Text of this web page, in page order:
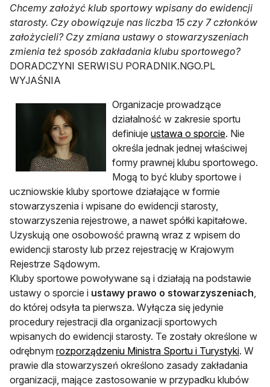
Chcemy założyć klub sportowy wpisany do ewidencji
starosty. Czy obowiązuje nas liczba 15 czy 7 członków
założycieli? Czy zmiana ustawy o stowarzyszeniach
zmienia też sposób zakładania klubu sportowego?
DORADCZYNI SERWISU PORADNIK.NGO.PL
WYJAŚNIA
Organizacje prowadzące
działalność w zakresie sportu
definiuje ustawa o sporcie. Nie
określa jednak jednej właściwej
formy prawnej klubu sportowego.
Mogą to być kluby sportowe i
uczniowskie kluby sportowe działające w formie
stowarzyszenia i wpisane do ewidencji starosty,
stowarzyszenia rejestrowe, a nawet spółki kapitałowe.
Uzyskują one osobowość prawną wraz z wpisem do
ewidencji starosty lub przez rejestrację w Krajowym
Rejestrze Sądowym.
Kluby sportowe powoływane są i działają na podstawie
ustawy o sporcie i ustawy prawo o stowarzyszeniach
do której odsyła ta pierwsza. Wyłącza się jedynie
procedury rejestracji dla organizacji sportowych
wpisanych do ewidencji starosty. Te zostały określone w
odrębnym rozporządzeniu Ministra Sportu i Turystyki. W
prawie dla stowarzyszeń określono zasady zakładania
organizacji, mające zastosowanie w przypadku klubów